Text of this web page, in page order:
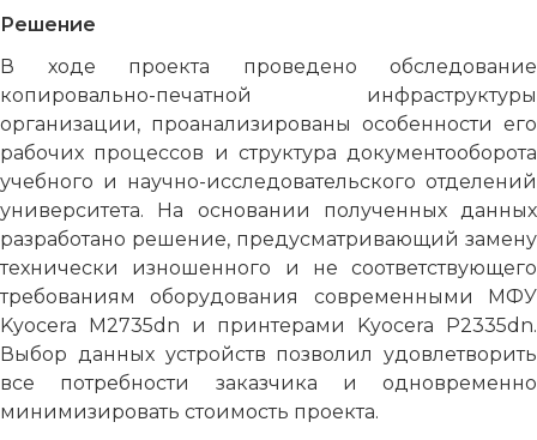
Решение
В ходе проекта проведено обследование
копировально-печатной инфраструктуры
организации, проанализированы особенности его
рабочих процессов и структура документооборота
учебного и научно-исследовательского отделений
университета. На основании полученных данных
разработано решение, предусматривающий замену
технически изношенного и не соответствующего
требованиям оборудования современными МФУ
Kyocera M2735dn и принтерами Kyocera P2335dn.
Выбор данных устройств позволил удовлетворить
все потребности заказчика и одновременно
минимизировать стоимость проекта.